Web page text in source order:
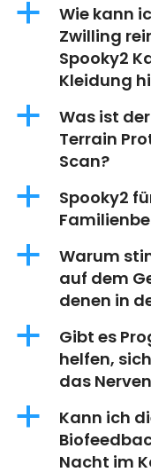
a
Wie kann
Zwilling
Spooky2
Kleidung
a
Was ist
Terrain
Scan?
a
Spooky2
a
Warum
auf dem
denen in
a
Gibt es
helfen,
das
a
Kann ich
Nacht im